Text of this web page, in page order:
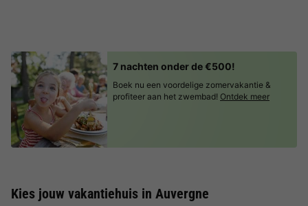
7 nachten onder de €500!
Boek nu een voordelige zomervakantie &
profiteer aan het zwembad! Ontdek meer
Kies jouw vakantiehuis in Auvergne